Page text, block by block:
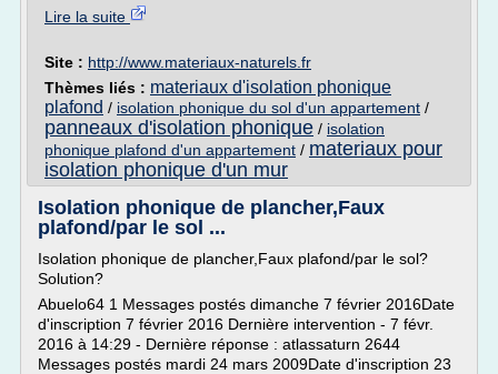
Lire la suite
Site : http://www.materiaux-naturels.fr
Thèmes liés : materiaux d'isolation phonique
plafond / isolation phonique du sol d'un appartement /
panneaux d'isolation phonique / isolation
phonique plafond d'un appartement / materiaux pour
isolation phonique d'un mur
Isolation phonique de plancher,Faux
plafond/par le sol ...
Isolation phonique de plancher,Faux plafond/par le sol?
Solution?
Abuelo64 1 Messages postés dimanche 7 février 2016Date
d'inscription 7 février 2016 Dernière intervention - 7 févr.
2016 à 14:29 - Dernière réponse : atlassaturn 2644
Messages postés mardi 24 mars 2009Date d'inscription 23